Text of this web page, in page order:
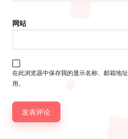
网站
在此浏览器中保存我的显示名称、邮箱地
用。